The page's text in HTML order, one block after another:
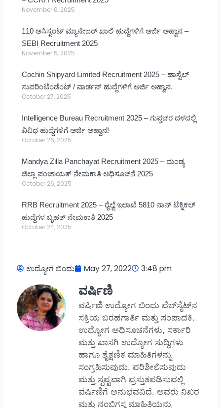
November 6, 2025
110 ಅಸಿಸ್ಟಂಟ್ ಮ್ಯಾನೇಜರ್ ಖಾಲಿ ಹುದ್ದೆಗಳಿಗೆ ಅರ್ಜಿ ಅಹ್ವಾನ –
SEBI Recruitment 2025
November 5, 2025
Cochin Shipyard Limited Recruitment 2025 – ಹಾಸ್ಟೆಲ್
ಸುಪರಿಂಟೆಂಡೆಂಟ್ / ವಾರ್ಡನ್ ಹುದ್ದೆಗಳಿಗೆ ಅರ್ಜಿ ಅಹ್ವಾನ.
October 27, 2025
Intelligence Bureau Recruitment 2025 – ಗುಪ್ತಚರ ದಳದಲ್ಲಿ
ವಿವಿಧ ಹುದ್ದೆಗಳಿಗೆ ಅರ್ಜಿ ಅಹ್ವಾನ!
October 26, 2025
Mandya Zilla Panchayat Recruitment 2025 – ಮಂಡ್ಯ
ಜಿಲ್ಲಾ ಪಂಚಾಯತ್ ನೇಮಕಾತಿ ಅಧಿಸೂಚನೆ 2025
October 26, 2025
RRB Recruitment 2025 – ರೈಲ್ವೆ ಇಲಾಖೆ 5810 ನಾನ್ ಟೆಕ್ನಿಕಲ್
ಹುದ್ದೆಗಳ ಬೃಹತ್ ನೇಮಕಾತಿ 2025
October 24, 2025
ಉದ್ಯೋಗ ಬಿಂದು May 27, 2022 3:48 pm
ವರ್ಷಿಣಿ
ವರ್ಷಿಣಿ ಉದ್ಯೋಗ ಬಿಂದು ವೆಬ್‌ಸೈಟ್‌ನ
ಸಕ್ರಿಯ ಬರಹಗಾರ್ತಿ ಮತ್ತು ಸಂಪಾದಕಿ.
ಉದ್ಯೋಗ ಅಧಿಸೂಚನೆಗಳು, ಸರ್ಕಾರಿ
ಮತ್ತು ಖಾಸಗಿ ಉದ್ಯೋಗ ಸುದ್ದಿಗಳು
ಹಾಗೂ ಶೈಕ್ಷಣಿಕ ಮಾಹಿತಿಗಳನ್ನು
ಸಂಗ್ರಹಿಸುವುದು, ಪರಿಶೀಲಿಸುವುದು
ಮತ್ತು ಸ್ಪಷ್ಟವಾಗಿ ಪ್ರಸ್ತುತಪಡಿಸುವಲ್ಲಿ
ವರ್ಷಿಣಿಗೆ ಅನುಭವವಿದೆ. ಅವರು ನಿಖರ
ಮತ್ತು ನಂಬಿಗಸ್ಥ ಮಾಹಿತಿಯನ್ನು